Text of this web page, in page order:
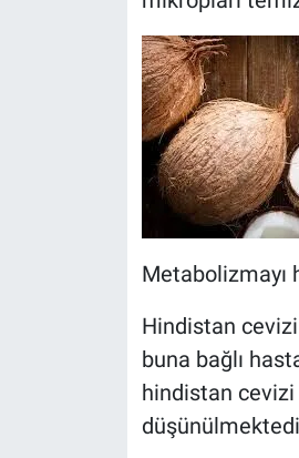
Metabolizmayı
Hindistan
buna bağlı
hindistan